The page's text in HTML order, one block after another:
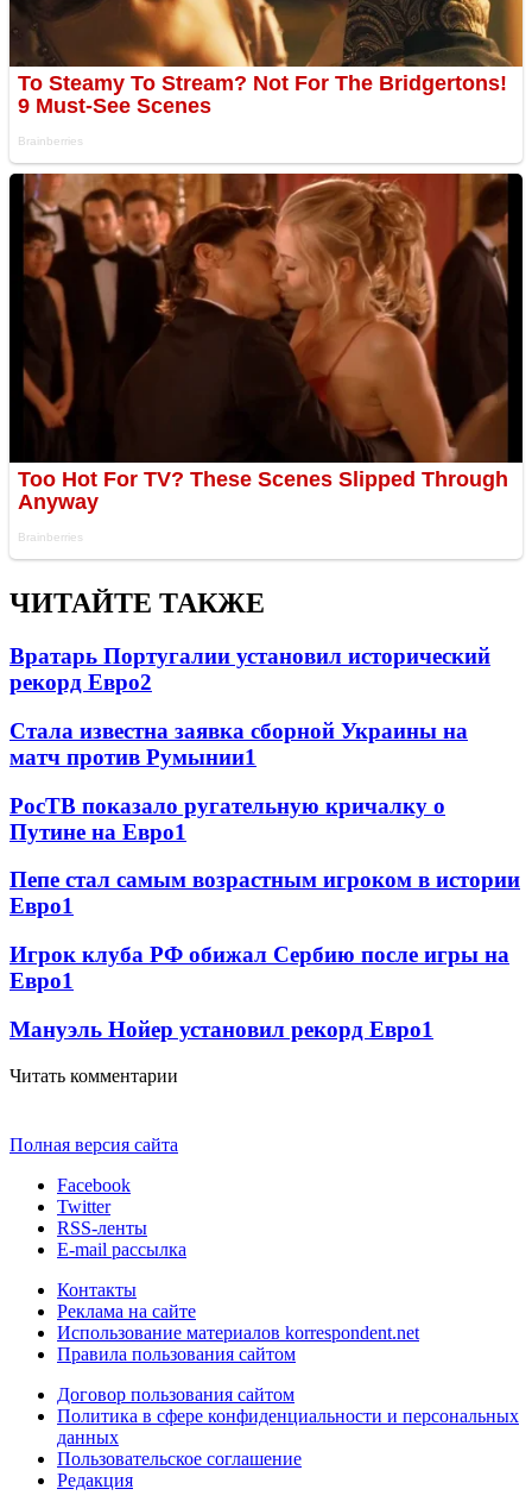
ЧИТАЙТЕ ТАКЖЕ
Вратарь Португалии установил исторический
рекорд Евро2
Стала известна заявка сборной Украины на
матч против Румынии1
РосТВ показало ругательную кричалку о
Путине на Евро1
Пепе стал самым возрастным игроком в истории
Евро1
Игрок клуба РФ обижал Сербию после игры на
Евро1
Мануэль Нойер установил рекорд Евро1
Читать комментарии
Полная версия сайта
Facebook
Twitter
RSS-ленты
E-mail рассылка
Контакты
Реклама на сайте
Использование материалов korrespondent.net
Правила пользования сайтом
Договор пользования сайтом
Политика в сфере конфиденциальности и персональных
данных
Пользовательское соглашение
Редакция